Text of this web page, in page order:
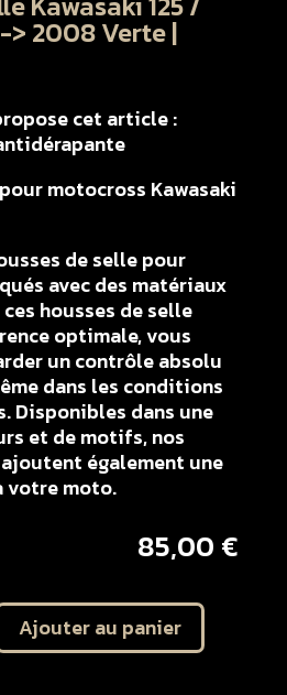
> 2008 Verte |
cet article :
motocross Kawasaki
de selle pour
avec des matériaux
housses de selle
optimale, vous
un contrôle absolu
dans les conditions
Disponibles dans une
et de motifs, nos
également une
votre moto.
85,00 €
Ajouter au panier